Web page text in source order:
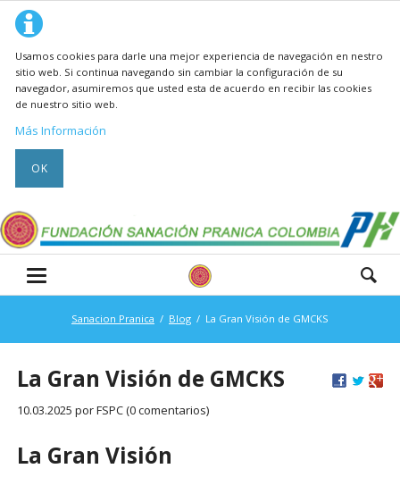
Usamos cookies para darle una mejor experiencia de navegación en nestro
sitio web. Si continua navegando sin cambiar la configuración de su
navegador, asumiremos que usted esta de acuerdo en recibir las cookies
de nuestro sitio web.
Más Información
OK
Sanacion Pranica Blog La Gran Visión de GMCKS
La Gran Visión de GMCKS
10.03.2025 por FSPC (0 comentarios)
La Gran Visión